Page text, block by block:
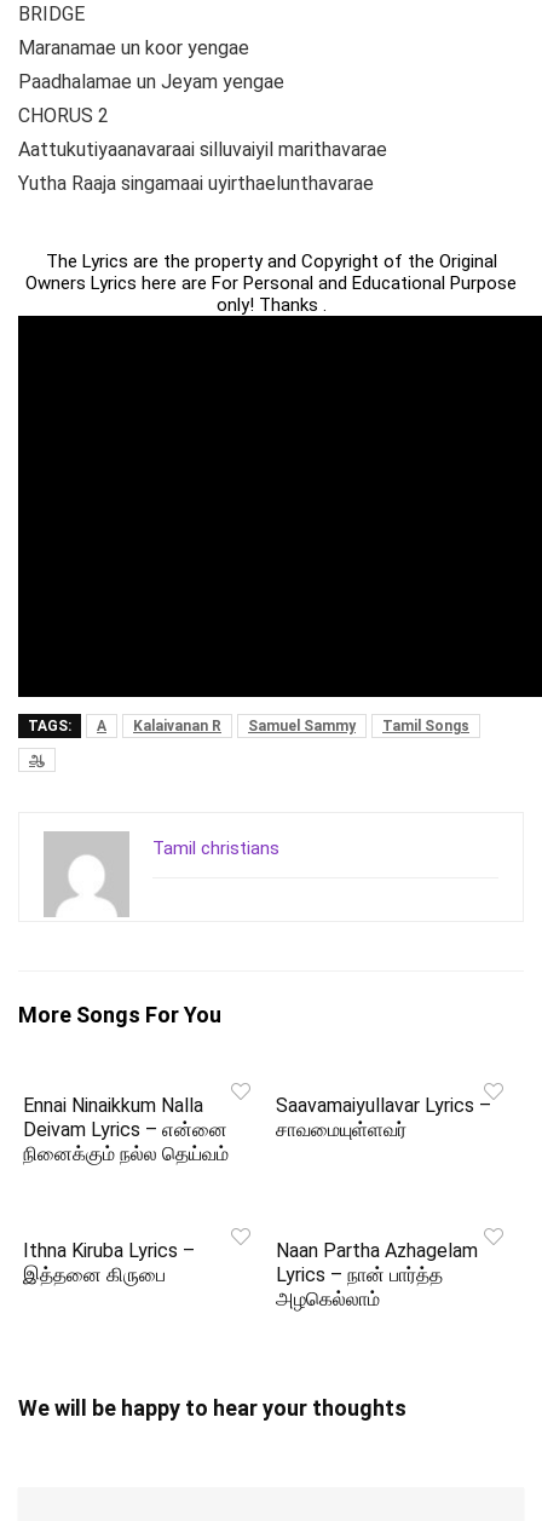
BRIDGE
Maranamae un koor yengae
Paadhalamae un Jeyam yengae
CHORUS 2
Aattukutiyaanavaraai silluvaiyil marithavarae
Yutha Raaja singamaai uyirthaelunthavarae
The Lyrics are the property and Copyright of the Original
Owners Lyrics here are For Personal and Educational Purpose
only! Thanks .
TAGS: A Kalaivanan R Samuel Sammy
Tamil Songs
ஆ
Tamil christians
More Songs For You
Ennai Ninaikkum Nalla
Deivam Lyrics – என்னை
நினைக்கும் நல்ல தெய்வம்
Saavamaiyullavar Lyrics –
சாவமையுள்ளவர்
Ithna Kiruba Lyrics –
இத்தனை கிருபை
Naan Partha Azhagelam
Lyrics – நான் பார்த்த
அழகெல்லாம்
We will be happy to hear your thoughts